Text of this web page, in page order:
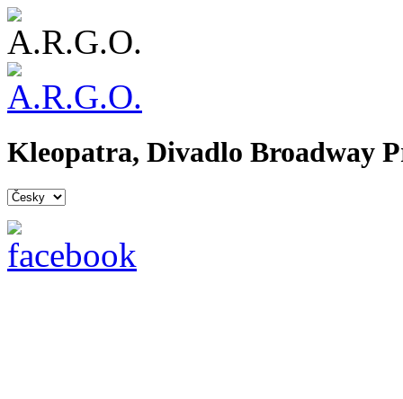
Kleopatra, Divadlo Broadway